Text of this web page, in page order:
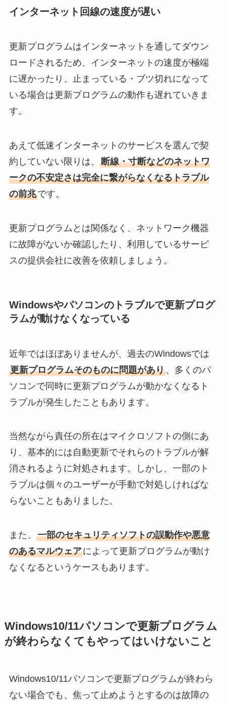
インターネット回線の速度が遅い
更新プログラムはインターネットを通してダウン
ロードされるため、インターネットの速度が極端
に遅かったり、止まっている・ブツ切れになって
いる場合は更新プログラムの動作も遅れていきま
す。
あえて低速インターネットのサービスを選んで契
約していない限りは、 断線・寸断などのネットワ
ークの不安定さは完全に繋がらなくなるトラブル
の前兆です。
更新プログラムとは関係なく、ネットワーク機器
に故障がないか確認したり、利用しているサービ
スの提供会社に改善を依頼しましょう。
Windowsやパソコンのトラブルで更新プログ
ラムが動けなくなっている
近年ではほぼありませんが、過去のWindowsでは
更新プログラムそのものに問題があり、多くのパ
ソコンで同時に更新プログラムが動かなくなるト
ラブルが発生したこともあります。
当然ながら責任の所在はマイクロソフトの側にあ
り、基本的には自動更新でそれらのトラブルが解
消されるように対処されます。しかし、一部のト
ラブルは個々のユーザーが手動で対処しければな
らないこともありました。
また、 一部のセキュリティソフトの誤動作や悪意
のあるマルウェアによって更新プログラムが動け
なくなるというケースもあります。
Windows10/11パソコンで更新プログラム
が終わらなくてもやってはいけないこと
Windows10/11パソコンで更新プログラムが終わら
ない場合でも、焦って止めようとするのは故障の